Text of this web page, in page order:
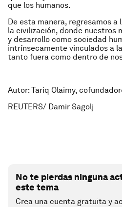
que los humanos.
De esta manera, regresamos a
la civilización, donde nuestros
y desarrollo como sociedad
intrínsecamente vinculados a
tanto fuera como dentro de
Autor: Tariq Olaimy,
REUTERS/ Damir Sagolj
No te pierdas ninguna
este tema
Crea una cuenta gratuita y